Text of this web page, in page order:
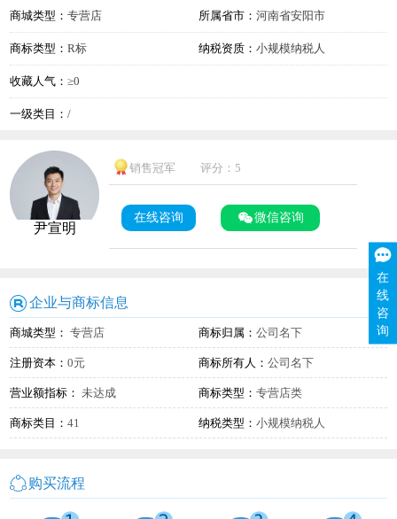
商城类型：专营店 所属省市： 河南省安阳市
商标类型：R标 纳税资质： 小规模纳税人
收藏人气：≥0
一级类目：/
尹宣明
销售冠军 评分：5
在线咨询 微信咨询
企业与商标信息
商城类型： 专营店 商标归属： 公司名下
注册资本：0元 商标所有人： 公司名下
营业额指标： 未达成 商标类型： 专营店类
商标类目：41 纳税类型： 小规模纳税人
购买流程
在
线
咨
询